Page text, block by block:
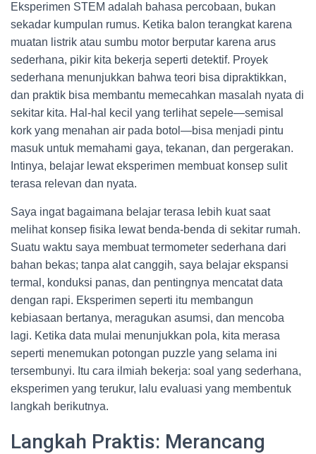
Eksperimen STEM adalah bahasa percobaan, bukan
sekadar kumpulan rumus. Ketika balon terangkat karena
muatan listrik atau sumbu motor berputar karena arus
sederhana, pikir kita bekerja seperti detektif. Proyek
sederhana menunjukkan bahwa teori bisa dipraktikkan,
dan praktik bisa membantu memecahkan masalah nyata di
sekitar kita. Hal-hal kecil yang terlihat sepele—semisal
kork yang menahan air pada botol—bisa menjadi pintu
masuk untuk memahami gaya, tekanan, dan pergerakan.
Intinya, belajar lewat eksperimen membuat konsep sulit
terasa relevan dan nyata.
Saya ingat bagaimana belajar terasa lebih kuat saat
melihat konsep fisika lewat benda-benda di sekitar rumah.
Suatu waktu saya membuat termometer sederhana dari
bahan bekas; tanpa alat canggih, saya belajar ekspansi
termal, konduksi panas, dan pentingnya mencatat data
dengan rapi. Eksperimen seperti itu membangun
kebiasaan bertanya, meragukan asumsi, dan mencoba
lagi. Ketika data mulai menunjukkan pola, kita merasa
seperti menemukan potongan puzzle yang selama ini
tersembunyi. Itu cara ilmiah bekerja: soal yang sederhana,
eksperimen yang terukur, lalu evaluasi yang membentuk
langkah berikutnya.
Langkah Praktis: Merancang